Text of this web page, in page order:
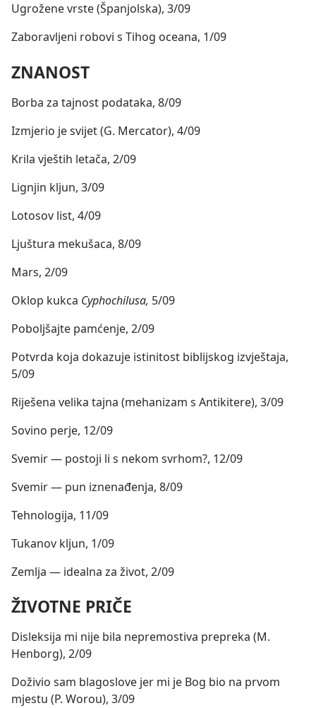
Ugrožene vrste (Španjolska), 3/09
Zaboravljeni robovi s Tihog oceana, 1/09
ZNANOST
Borba za tajnost podataka, 8/09
Izmjerio je svijet (G. Mercator), 4/09
Krila vještih letača, 2/09
Lignjin kljun, 3/09
Lotosov list, 4/09
Ljuštura mekušaca, 8/09
Mars, 2/09
Oklop kukca Cyphochilusa, 5/09
Poboljšajte pamćenje, 2/09
Potvrda koja dokazuje istinitost biblijskog izvještaja,
5/09
Riješena velika tajna (mehanizam s Antikitere), 3/09
Sovino perje, 12/09
Svemir — postoji li s nekom svrhom?, 12/09
Svemir — pun iznenađenja, 8/09
Tehnologija, 11/09
Tukanov kljun, 1/09
Zemlja — idealna za život, 2/09
ŽIVOTNE PRIČE
Disleksija mi nije bila nepremostiva prepreka (M.
Henborg), 2/09
Doživio sam blagoslove jer mi je Bog bio na prvom
mjestu (P. Worou), 3/09